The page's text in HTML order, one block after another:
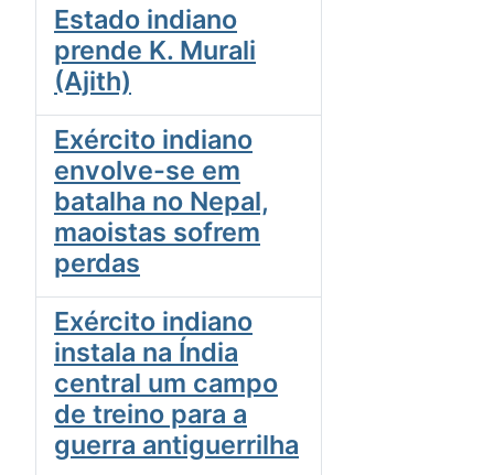
Estado indiano
prende K. Murali
(Ajith)
Exército indiano
envolve-se em
batalha no Nepal,
maoistas sofrem
perdas
Exército indiano
instala na Índia
central um campo
de treino para a
guerra antiguerrilha